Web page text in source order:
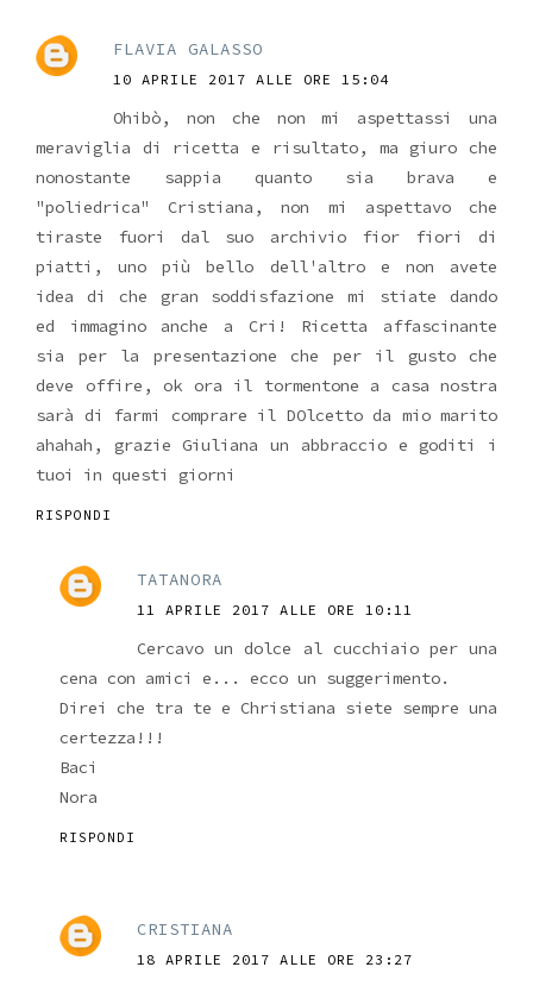
FLAVIA GALASSO
10 APRILE 2017 ALLE ORE 15:04
Ohibò, non che non mi aspettassi una
meraviglia di ricetta e risultato, ma giuro che
nonostante sappia quanto sia brava e
"poliedrica" Cristiana, non mi aspettavo che
tiraste fuori dal suo archivio fior fiori di
piatti, uno più bello dell'altro e non avete
idea di che gran soddisfazione mi stiate dando
ed immagino anche a Cri! Ricetta affascinante
sia per la presentazione che per il gusto che
deve offire, ok ora il tormentone a casa nostra
sarà di farmi comprare il DOlcetto da mio marito
ahahah, grazie Giuliana un abbraccio e goditi i
tuoi in questi giorni
RISPONDI
TATANORA
11 APRILE 2017 ALLE ORE 10:11
Cercavo un dolce al cucchiaio per una
cena con amici e... ecco un suggerimento.
Direi che tra te e Christiana siete sempre una
certezza!!!
Baci
Nora
RISPONDI
CRISTIANA
18 APRILE 2017 ALLE ORE 23:27